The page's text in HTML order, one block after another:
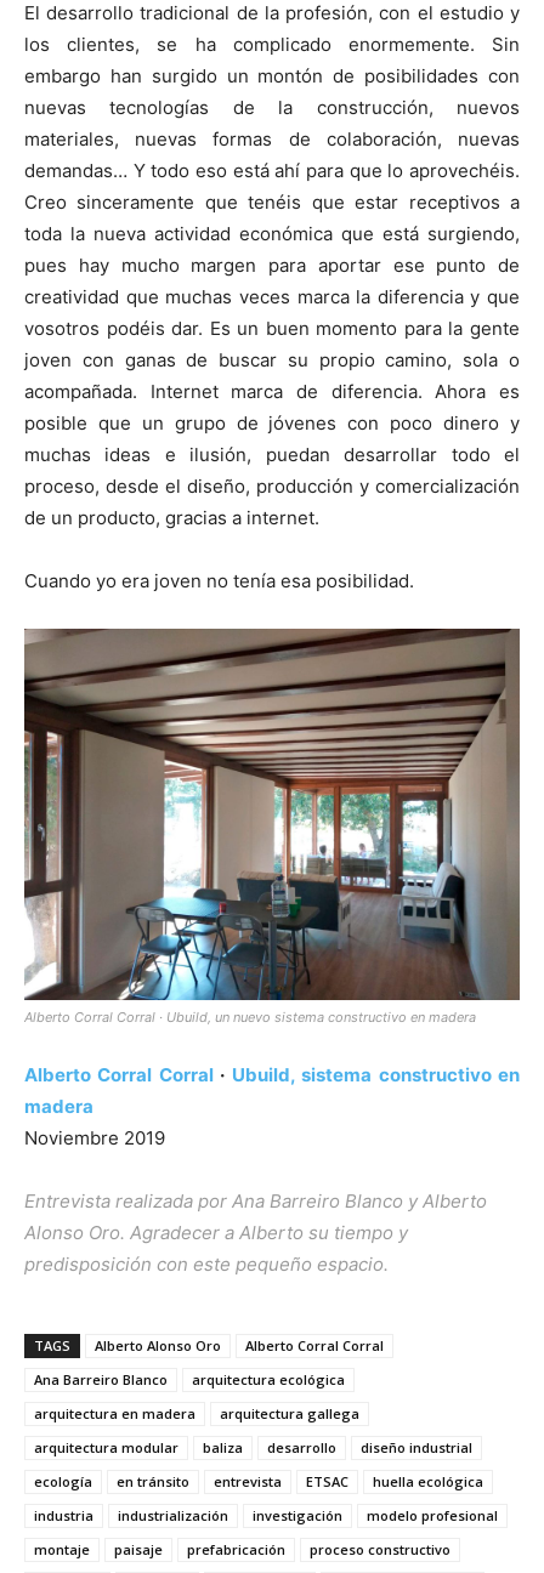
El desarrollo tradicional de la profesión, con el estudio y
los clientes, se ha complicado enormemente. Sin
embargo han surgido un montón de posibilidades con
nuevas tecnologías de la construcción, nuevos
materiales, nuevas formas de colaboración, nuevas
demandas… Y todo eso está ahí para que lo aprovechéis.
Creo sinceramente que tenéis que estar receptivos a
toda la nueva actividad económica que está surgiendo,
pues hay mucho margen para aportar ese punto de
creatividad que muchas veces marca la diferencia y que
vosotros podéis dar. Es un buen momento para la gente
joven con ganas de buscar su propio camino, sola o
acompañada. Internet marca de diferencia. Ahora es
posible que un grupo de jóvenes con poco dinero y
muchas ideas e ilusión, puedan desarrollar todo el
proceso, desde el diseño, producción y comercialización
de un producto, gracias a internet.
Cuando yo era joven no tenía esa posibilidad.
Alberto Corral Corral · Ubuild, un nuevo sistema constructivo en madera
Alberto Corral Corral· Ubuild, sistema constructivo en
madera
Noviembre 2019
Entrevista realizada por Ana Barreiro Blanco y Alberto
Alonso Oro. Agradecer a Alberto su tiempo y
predisposición con este pequeño espacio.
TAGS Alberto Alonso Oro
Alberto Corral Corral
Ana Barreiro Blanco
arquitectura ecológica
arquitectura en madera
arquitectura gallega
arquitectura modular
baliza desarrollo
diseño industrial
ecología
en tránsito entrevista ETSAC
huella ecológica
industria
industrialización investigación
modelo profesional
montaje
paisaje prefabricación
proceso constructivo